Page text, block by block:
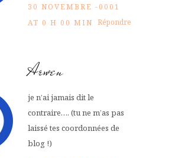
30 NOVEMBRE -0001
AT 0 H 00 MIN Répondre
Arwen
je n’ai jamais dit le
contraire…. (tu ne m’as pas
laissé tes coordonnées de
blog !)